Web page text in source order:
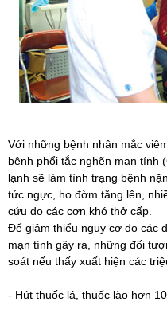
Với những bệnh nhân mắc
bệnh phổi tắc nghẽn mạn tính
lạnh sẽ làm tình trạng bệnh
tức ngực, ho đờm tăng lên,
cứu do các cơn khó thở cấp.
Để giảm thiểu nguy cơ do các
mạn tính gây ra, những đối
soát nếu thấy xuất hiện các
- Hút thuốc lá, thuốc lào hơn